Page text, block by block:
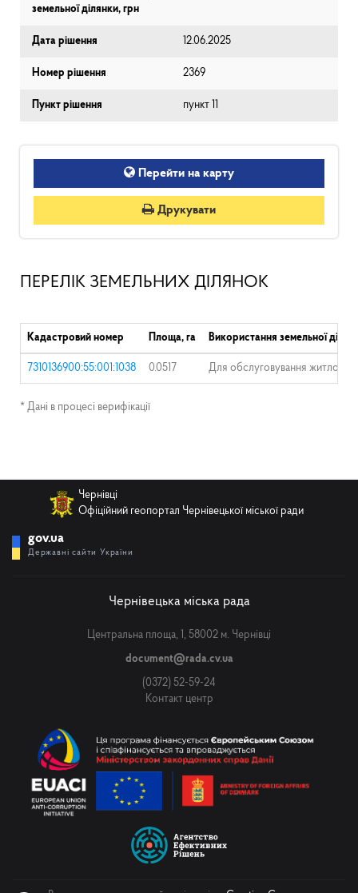
земельної ділянки, грн
Дата рішення 12.06.2025
Номер рішення 2369
Пункт рішення пункт 11
Перейти на карту
Друкувати
ПЕРЕЛІК ЗЕМЕЛЬНИХ ДІЛЯНОК
Кадастровий номер Площа, га Використання земельної
7310136900:55:001:1038 0.0517 Для обслуговування
* Дані в процесі верифікації
Чернівці
Офіційний геопортал Чернівецької міської ради
gov.ua
Державні сайти України
Чернівецька міська рада
Центральна площа, 1, 58002 м. Чернівці
document@rada.cv.ua
(0372) 52-59-24
Контакт центр